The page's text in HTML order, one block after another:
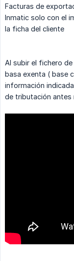
Facturas de
Inmatic solo con el
la ficha del cliente
Al subir el fichero
basa exenta ( base
información
de tributación antes